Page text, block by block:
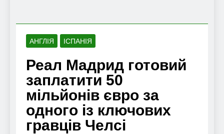
АНГЛІЯ ІСПАНІЯ
Реал Мадрид готовий
заплатити 50
мільйонів євро за
одного із ключових
гравців Челсі